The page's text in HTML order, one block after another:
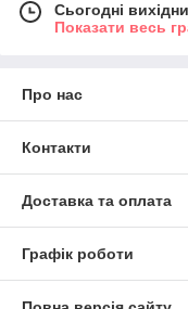
Сьогодні
Показати весь
Про нас
Контакти
Доставка та оплата
Графік роботи